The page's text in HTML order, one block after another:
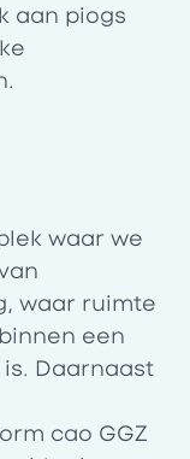
aan piogs
waar we
waar ruimte
een
Daarnaast
cao GGZ